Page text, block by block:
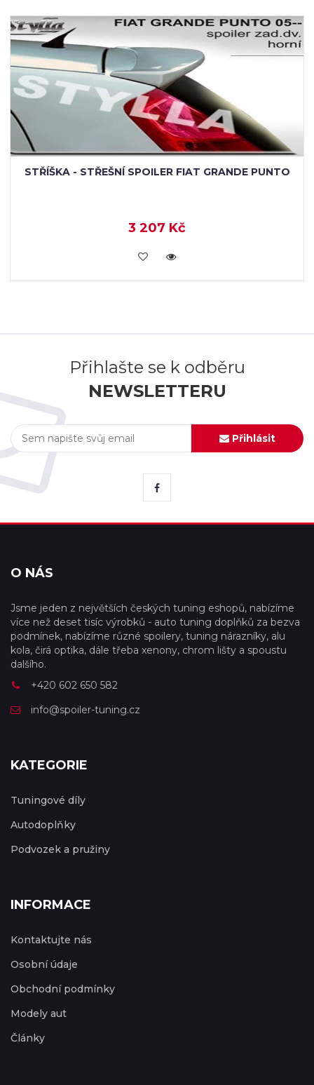
STŘÍŠKA - STŘEŠNÍ SPOILER FIAT GRANDE PUNTO
3 207 Kč
KOUPIT
Přihlašte se k odběru
NEWSLETTERU
Přihlásit
O NÁS
Jsme jeden z největších českých tuning eshopů, nabízíme
více než deset tisíc výrobků - auto tuning doplňků za bezva
podmínek, nabízíme různé spoilery, tuning nárazníky, alu
kola, čirá optika, dále třeba xenony, chrom lišty a spoustu
dalšího.
+420 602 650 582
info@spoiler-tuning.cz
KATEGORIE
Tuningové díly
Autodoplňky
Podvozek a pružiny
INFORMACE
Kontaktujte nás
Osobní údaje
Obchodní podmínky
Modely aut
Články